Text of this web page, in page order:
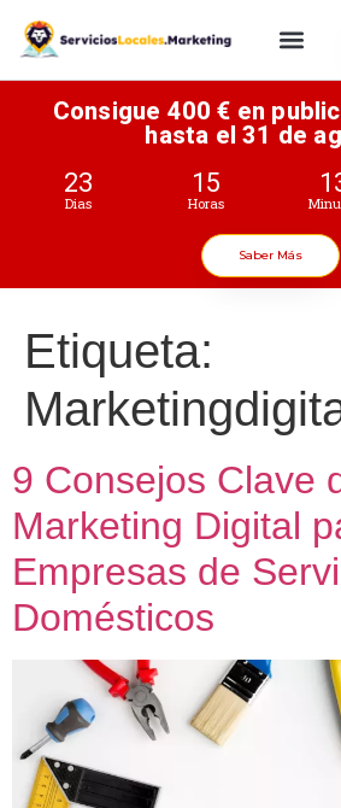
Consigue 400 € en
hasta el 31 de
23
Dias
15
Horas
Saber Más
Etiqueta:
9 Consejos Clave
Marketing Digital
Empresas de
Domésticos